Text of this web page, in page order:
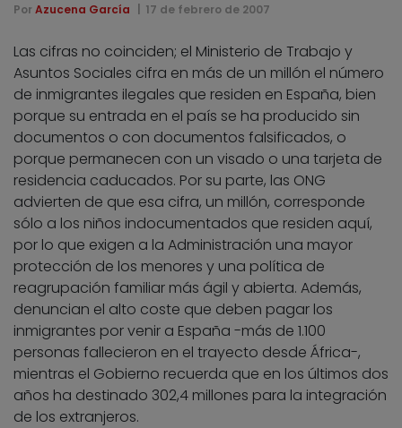
Por Azucena García 17 de febrero de 2007
Las cifras no coinciden; el Ministerio de Trabajo y
Asuntos Sociales cifra en más de un millón el número
de inmigrantes ilegales que residen en España, bien
porque su entrada en el país se ha producido sin
documentos o con documentos falsificados, o
porque permanecen con un visado o una tarjeta de
residencia caducados. Por su parte, las ONG
advierten de que esa cifra, un millón, corresponde
sólo a los niños indocumentados que residen aquí,
por lo que exigen a la Administración una mayor
protección de los menores y una política de
reagrupación familiar más ágil y abierta. Además,
denuncian el alto coste que deben pagar los
inmigrantes por venir a España -más de 1.100
personas fallecieron en el trayecto desde África-,
mientras el Gobierno recuerda que en los últimos dos
años ha destinado 302,4 millones para la integración
de los extranjeros.